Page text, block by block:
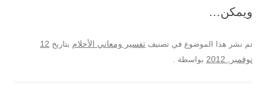
ويمكن…
تم نشر هذا الموضوع في تصنيف تفسير ومعاني الأحلام بتاريخ 12
نوفمبر, 2012
بواسطة .